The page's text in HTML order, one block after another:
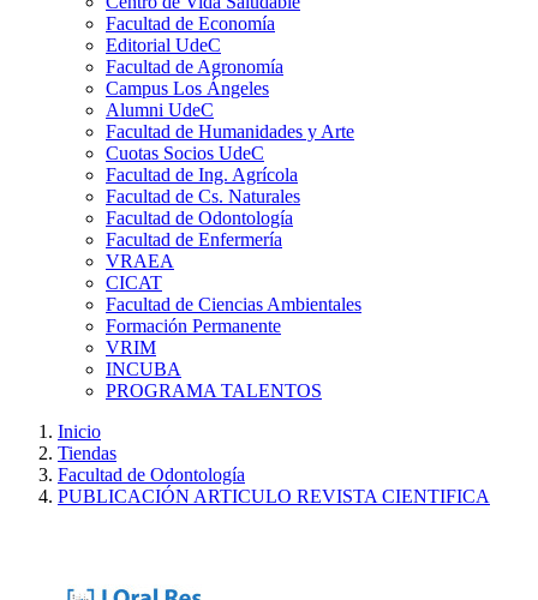
Facultad de Economía
Editorial UdeC
Facultad de Agronomía
Campus Los Ángeles
Alumni UdeC
Facultad de Humanidades y Arte
Cuotas Socios UdeC
Facultad de Ing. Agrícola
Facultad de Cs. Naturales
Facultad de Odontología
Facultad de Enfermería
VRAEA
CICAT
Facultad de Ciencias Ambientales
Formación Permanente
VRIM
INCUBA
PROGRAMA TALENTOS
Inicio
Tiendas
Facultad de Odontología
PUBLICACIÓN ARTICULO REVISTA CIENTIFICA